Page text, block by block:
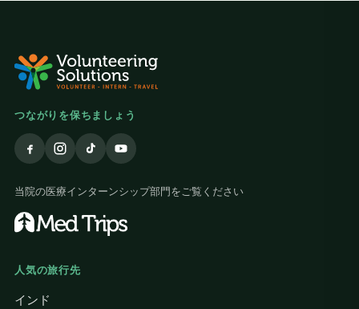
つながりを保ちましょう
当院の医療インターンシップ部門をご覧ください
人気の旅行先
インド